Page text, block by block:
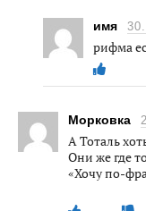
имя
рифма
Морковка
А Тоталь
Они же где
«Хочу по-